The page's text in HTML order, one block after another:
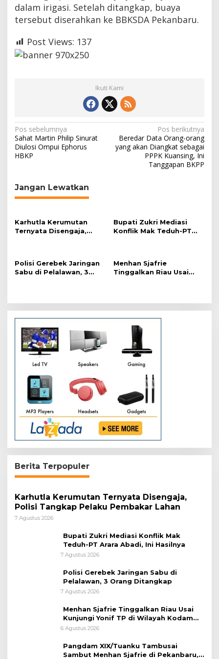
dalam irigasi. Setelah ditangkap, buaya
tersebut diserahkan ke BBKSDA Pekanbaru.
Post Views: 137
Ikuti Kami
N
a
v
g
a
i
s
Pos sebelumnya
Sahat Martin Philip Sinurat
Diulosi Ompui Ephorus
HBKP
Pos berikutnya
Beredar Data Orang-orang
yang akan Diangkat sebagai
PPPK Kuansing, Ini
Tanggapan BKPP
Jangan Lewatkan
Karhutla Kerumutan
Ternyata Disengaja,
Bupati Zukri Mediasi
Konflik Mak Teduh-PT
Polisi Gerebek Jaringan
Sabu di Pelalawan, 3
Menhan Sjafrie
Tinggalkan Riau Usai
Berita Terpopuler
Karhutla Kerumutan Ternyata Disengaja,
Polisi Tangkap Pelaku Pembakar Lahan
7 Agustus 2026
Bupati Zukri Mediasi Konflik Mak
Teduh-PT Arara Abadi, Ini Hasilnya
7 Agustus 2026
Polisi Gerebek Jaringan Sabu di
Pelalawan, 3 Orang Ditangkap
7 Agustus 2026
Menhan Sjafrie Tinggalkan Riau Usai
Kunjungi Yonif TP di Wilayah Kodam
XIX/Tuanku Tambusai
6 Agustus 2026
Pangdam XIX/Tuanku Tambusai
Sambut Menhan Sjafrie di Pekanbaru,